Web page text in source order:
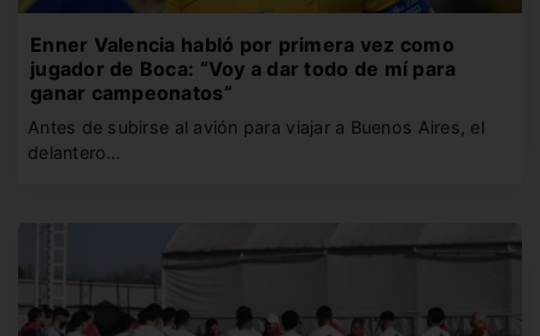
Enner Valencia habló por primera vez como
jugador de Boca: “Voy a dar todo de mí para
ganar campeonatos”
Antes de subirse al avión para viajar a Buenos Aires, el
delantero…